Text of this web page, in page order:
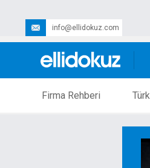
info@ellidokuz.com
Firma Rehberi